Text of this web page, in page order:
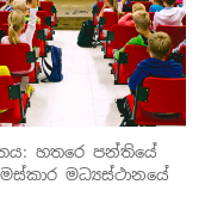
හතරෙ පන්තියේ
මධ්‍යස්ථානයේ